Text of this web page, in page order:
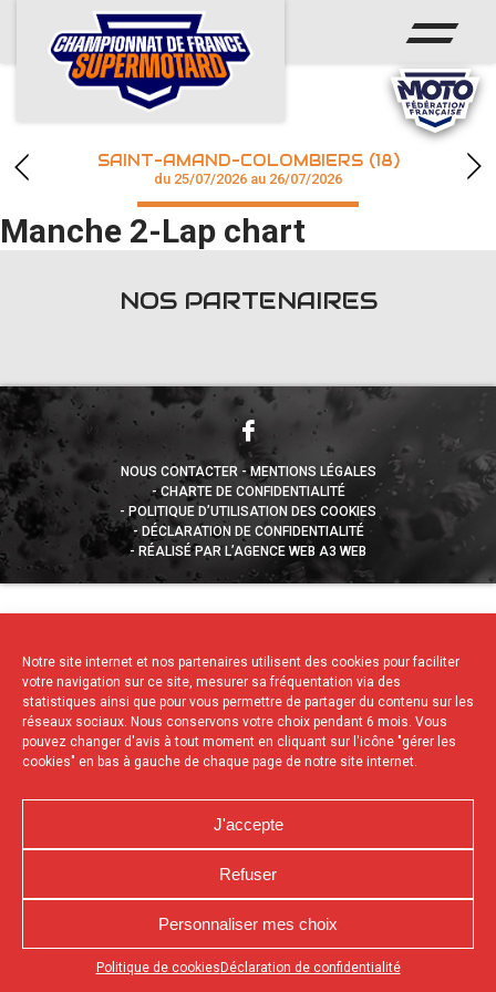
Notre site internet et nos partenaires utilisent des cookies pour faciliter
votre navigation sur ce site, mesurer sa fréquentation via des
statistiques ainsi que pour vous permettre de partager du contenu sur les
réseaux sociaux. Nous conservons votre choix pendant 6 mois. Vous
pouvez changer d'avis à tout moment en cliquant sur l'icône "gérer les
cookies" en bas à gauche de chaque page de notre site internet.
J'accepte
Refuser
Personnaliser mes choix
Politique de cookies Déclaration de confidentialité
Appuyez sur le bouton partager en bas de votre
ACCUEIL
ACTUS
CALENDRIER
CHAMPIONNAT
RÉSULTATS
SAINT-AMAND-COLOMBIERS (18)
du 25/07/2026 au 26/07/2026
Manche 2-Lap chart
NOS PARTENAIRES
NOUS CONTACTER
MENTIONS LÉGALES
CHARTE DE CONFIDENTIALITÉ
POLITIQUE D’UTILISATION DES COOKIES
DÉCLARATION DE CONFIDENTIALITÉ
RÉALISÉ PAR L’AGENCE WEB A3 WEB